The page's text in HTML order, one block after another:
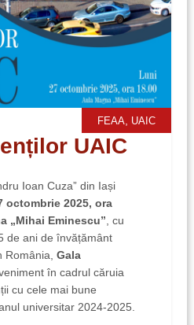
FEAA UAIC
UAIC
Ioan Cuza” din Iași
octombrie 2025, ora
„Mihai Eminescu” , cu
de ani de învățământ
România, Gala
în cadrul căruia
cu cele mai bune
universitar 2024-2025.